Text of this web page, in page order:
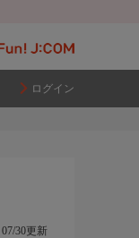
ログイン
07/30更新